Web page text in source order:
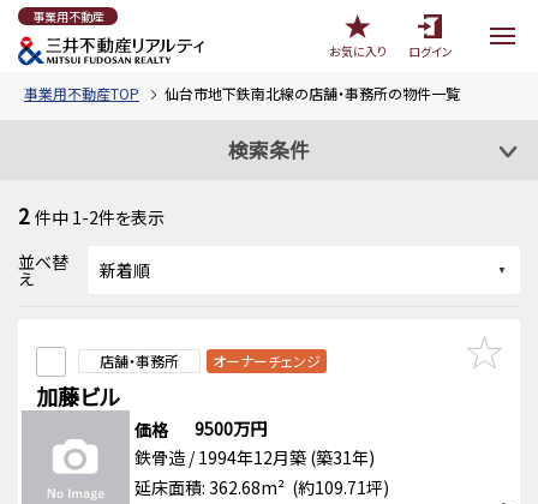
事業用不動産
お気に入り
ログイン
事業用不動産TOP 仙台市地下鉄南北線の店舗・事務所の物件一覧
検索条件
2 件中 1-2件を表示
並べ替
え
店舗・事務所 オーナーチェンジ
加藤ビル
価格
9500万円
鉄骨造 / 1994年12月築 (築31年)
延床面積: 362.68m² (約109.71坪)